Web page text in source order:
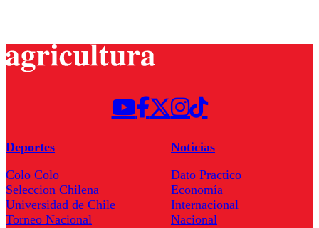
Deportes
Colo Colo
Seleccion Chilena
Universidad de Chile
Torneo Nacional
Noticias
Dato Practico
Economía
Internacional
Nacional